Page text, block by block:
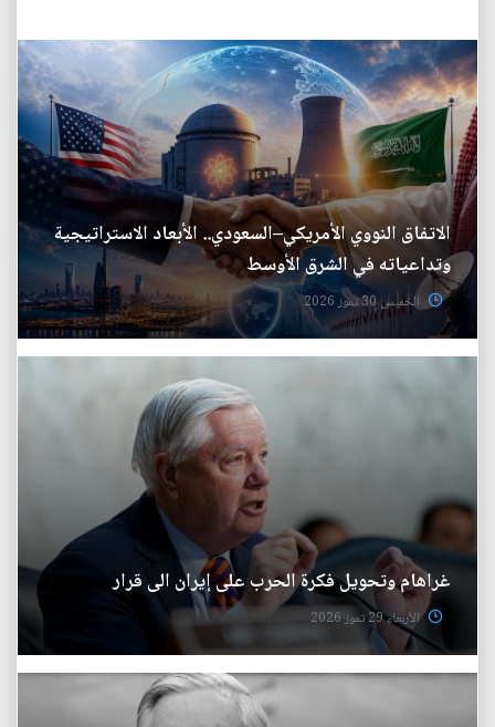
الاتفاق النووي الأمريكي–السعودي.. الأبعاد الاستراتيجية
وتداعياته في الشرق الأوسط
الخميس 30 تموز 2026
غراهام وتحويل فكرة الحرب على إيران الى قرار
الأربعاء 29 تموز 2026